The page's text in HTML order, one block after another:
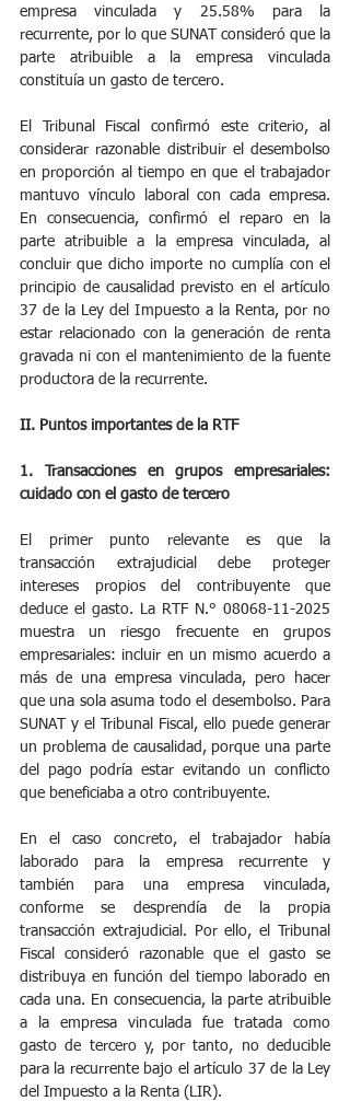
empresa vinculada y 25.58% para la
recurrente, por lo que SUNAT consideró que la
parte atribuible a la empresa vinculada
constituía un gasto de tercero.
El Tribunal Fiscal confirmó este criterio, al
considerar razonable distribuir el desembolso
en proporción al tiempo en que el trabajador
mantuvo vínculo laboral con cada empresa.
En consecuencia, confirmó el reparo en la
parte atribuible a la empresa vinculada, al
concluir que dicho importe no cumplía con el
principio de causalidad previsto en el artículo
37 de la Ley del Impuesto a la Renta, por no
estar relacionado con la generación de renta
gravada ni con el mantenimiento de la fuente
productora de la recurrente.
II. Puntos importantes de la RTF
1. Transacciones en grupos empresariales:
cuidado con el gasto de tercero
El primer punto relevante es que la
transacción extrajudicial debe proteger
intereses propios del contribuyente que
deduce el gasto. La RTF N.° 08068-11-2025
muestra un riesgo frecuente en grupos
empresariales: incluir en un mismo acuerdo a
más de una empresa vinculada, pero hacer
que una sola asuma todo el desembolso. Para
SUNAT y el Tribunal Fiscal, ello puede generar
un problema de causalidad, porque una parte
del pago podría estar evitando un conflicto
que beneficiaba a otro contribuyente.
En el caso concreto, el trabajador había
laborado para la empresa recurrente y
también para una empresa vinculada,
conforme se desprendía de la propia
transacción extrajudicial. Por ello, el Tribunal
Fiscal consideró razonable que el gasto se
distribuya en función del tiempo laborado en
cada una. En consecuencia, la parte atribuible
a la empresa vinculada fue tratada como
gasto de tercero y, por tanto, no deducible
para la recurrente bajo el artículo 37 de la Ley
del Impuesto a la Renta (LIR).